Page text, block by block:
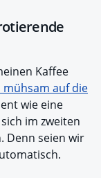
Kaffee
mühsam auf die
wie eine
im zweiten
Denn seien wir